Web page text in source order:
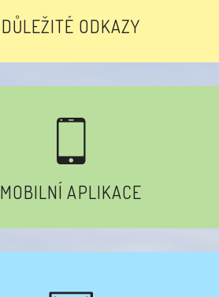
DŮLEŽITÉ ODKAZY
MOBILNÍ APLIKACE